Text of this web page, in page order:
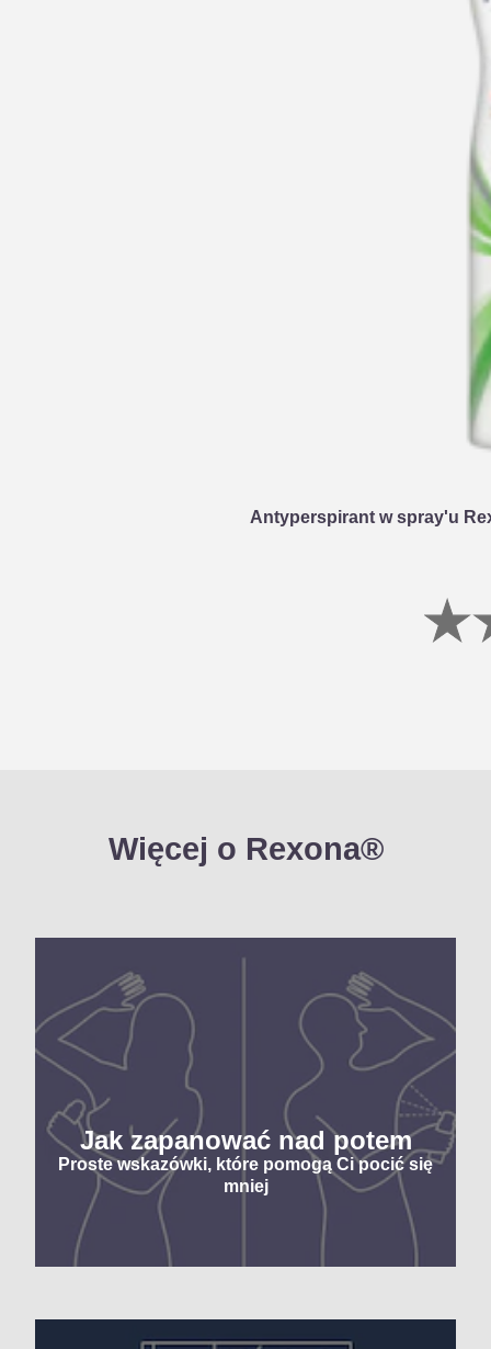
Antyperspirant w spray'u
Więcej o Rexona®
Jak zapanować nad potem
Proste wskazówki, które pomogą Ci pocić się
mniej